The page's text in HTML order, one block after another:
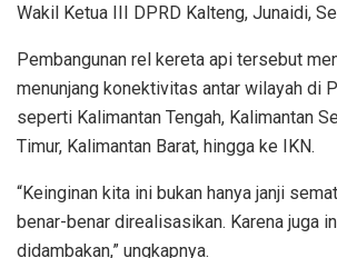
Wakil Ketua III DPRD Kalteng, Junaidi,
Pembangunan rel kereta api tersebut
menunjang konektivitas antar wilayah di
seperti Kalimantan Tengah, Kalimantan
Timur, Kalimantan Barat, hingga ke IKN.
“Keinginan kita ini bukan hanya janji
benar-benar direalisasikan. Karena juga
didambakan,” ungkapnya.